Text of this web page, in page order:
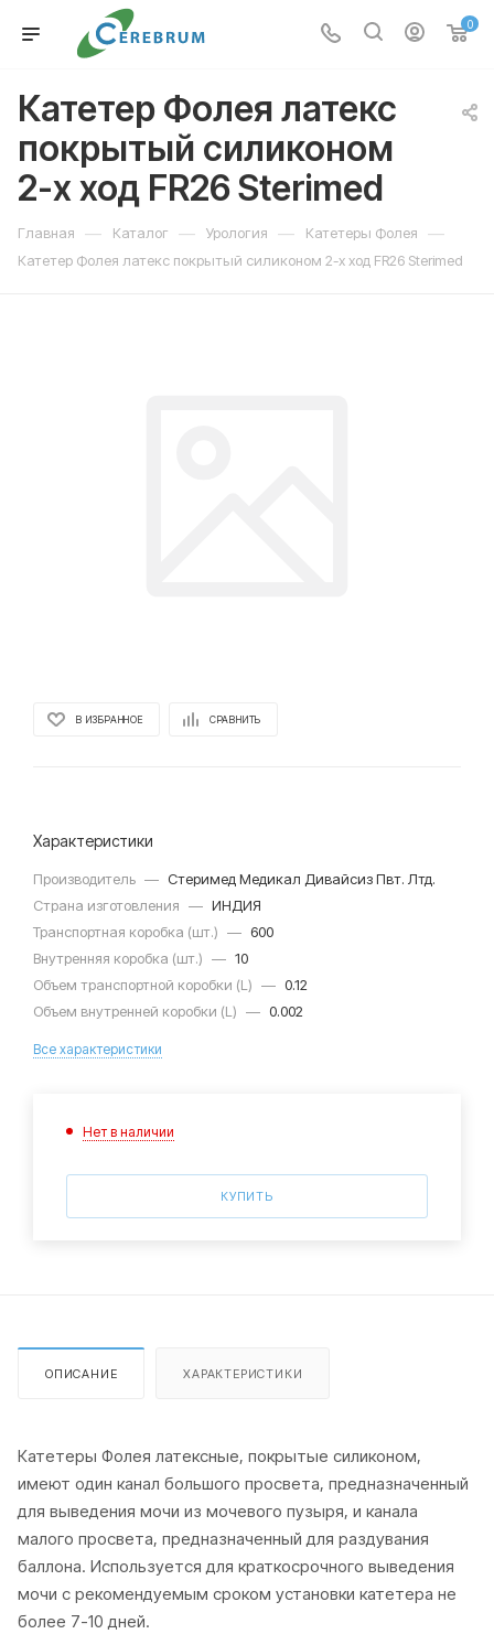
0
Катетер Фолея латекс
покрытый силиконом
2-х ход FR26 Sterimed
Главная — Каталог — Урология — Катетеры Фолея —
Катетер Фолея латекс покрытый силиконом 2-х ход FR26 Sterimed
В ИЗБРАННОЕ СРАВНИТЬ
Характеристики
Производитель — Стеримед Медикал Дивайсиз Пвт. Лтд.
Страна изготовления — ИНДИЯ
Транспортная коробка (шт.) — 600
Внутренняя коробка (шт.) — 10
Объем транспортной коробки (L) — 0.12
Объем внутренней коробки (L) — 0.002
Все характеристики
Нет в наличии
КУПИТЬ
ОПИСАНИЕ ХАРАКТЕРИСТИКИ
Катетеры Фолея латексные, покрытые силиконом,
имеют один канал большого просвета, предназначенный
для выведения мочи из мочевого пузыря, и канала
малого просвета, предназначенный для раздувания
баллона. Используется для краткосрочного выведения
мочи с рекомендуемым сроком установки катетера не
более 7-10 дней.